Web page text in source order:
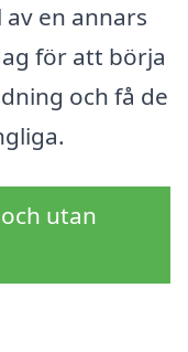
en annars
för att börja
och få de
utan